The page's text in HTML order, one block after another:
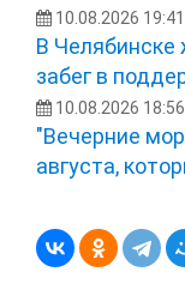
10.08.2026 19:41
В Челябинске
забег в
10.08.2026 18:56
"Вечерние
августа,